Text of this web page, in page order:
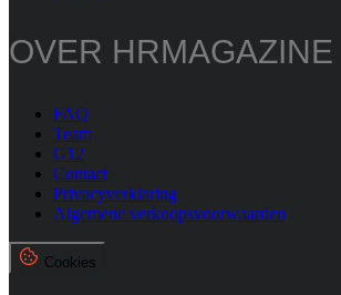
OVER HRMAGAZINE
FAQ
Team
G12
Contact
Privacyverklaring
Algemene verkoopsvoorwaarden
Cookies